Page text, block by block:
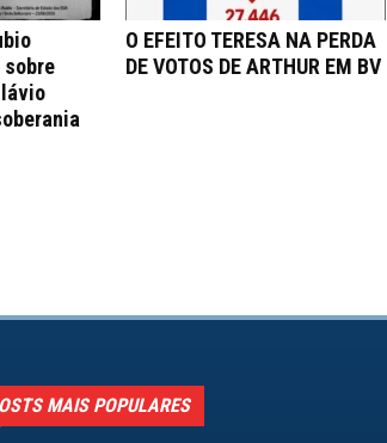
O EFEITO TERESA NA PERDA
DE VOTOS DE ARTHUR EM BV
MAIS POPULARES